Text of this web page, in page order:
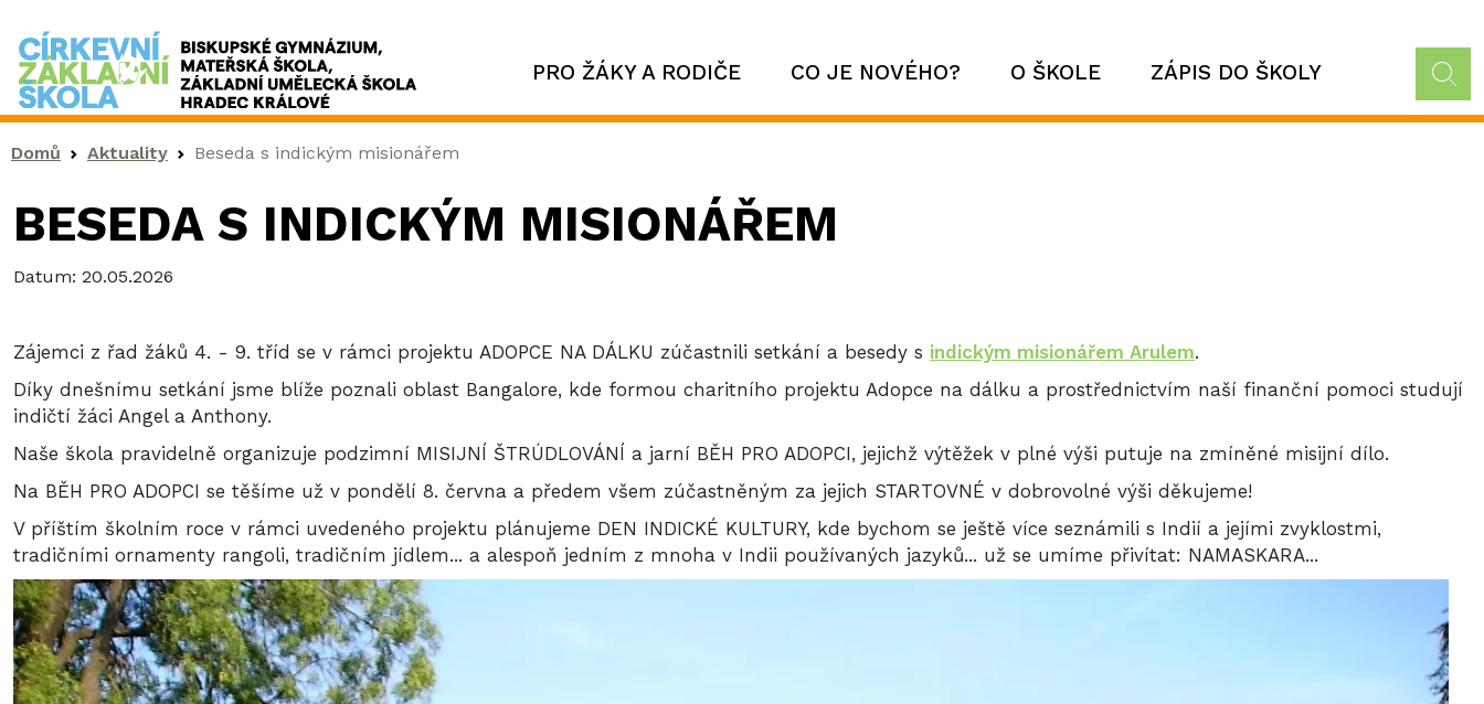
PRO ŽÁKY A RODIČE CO JE NOVÉHO? O ŠKOLE ZÁPIS DO ŠKOLY
Drobečková navigace
Domů Aktuality Beseda s indickým misionářem
BESEDA S INDICKÝM MISIONÁŘEM
Datum: 20.05.2026
Zájemci z řad žáků 4. - 9. tříd se v rámci projektu ADOPCE NA DÁLKU zúčastnili setkání a besedy s indickým misionářem Arulem.
Díky dnešnímu setkání jsme blíže poznali oblast Bangalore, kde formou charitního projektu Adopce na dálku a prostřednictvím naší finanční pomoci studují
indičtí žáci Angel a Anthony.
Naše škola pravidelně organizuje podzimní MISIJNÍ ŠTRÚDLOVÁNÍ a jarní BĚH PRO ADOPCI, jejichž výtěžek v plné výši putuje na zmíněné misijní dílo.
Na BĚH PRO ADOPCI se těšíme už v pondělí 8. června a předem všem zúčastněným za jejich STARTOVNÉ v dobrovolné výši děkujeme!
V příštím školním roce v rámci uvedeného projektu plánujeme DEN INDICKÉ KULTURY, kde bychom se ještě více seznámili s Indií a jejími zvyklostmi,
tradičními ornamenty rangoli, tradičním jídlem... a alespoň jedním z mnoha v Indii používaných jazyků... už se umíme přivítat: NAMASKARA...